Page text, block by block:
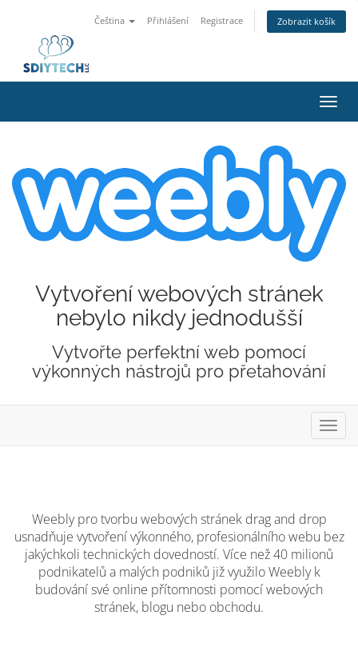
Čeština Přihlášení Registrace Zobrazit košík
Vytvoření webových stránek
nebylo nikdy jednodušší
Vytvořte perfektní web pomocí
výkonných nástrojů pro přetahování
Weebly pro tvorbu webových stránek drag and drop
usnadňuje vytvoření výkonného, profesionálního webu bez
jakýchkoli technických dovedností. Více než 40 milionů
podnikatelů a malých podniků již využilo Weebly k
budování své online přítomnosti pomocí webových
stránek, blogu nebo obchodu.